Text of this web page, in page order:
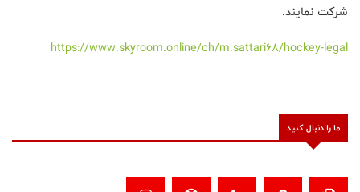
شرکت نمایند.
https://www.skyroom.online/ch/m.sattari68/hockey-legal
ما را دنبال کنید